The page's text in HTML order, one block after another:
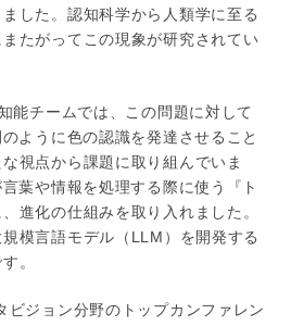
した。認知科学から人類学に至る
たがってこの現象が研究されてい
能チームでは、この問題に対して
ように色の認識を発達させること
視点から課題に取り組んでいま
葉や情報を処理する際に使う『ト
進化の仕組みを取り入れました。
模言語モデル（LLM）を開発する
。
ビジョン分野のトップカンファレン